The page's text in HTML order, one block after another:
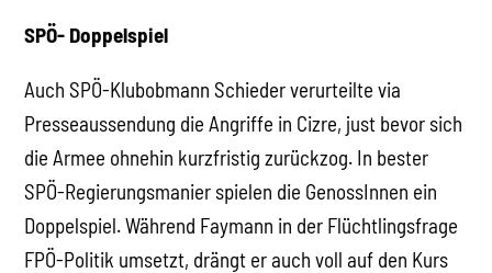
SPÖ- Doppelspiel
Auch SPÖ-Klubobmann Schieder verurteilte via
Presseaussendung die Angriffe in Cizre, just bevor sich
die Armee ohnehin kurzfristig zurückzog. In bester
SPÖ-Regierungsmanier spielen die GenossInnen ein
Doppelspiel. Während Faymann in der Flüchtlingsfrage
FPÖ-Politik umsetzt, drängt er auch voll auf den Kurs